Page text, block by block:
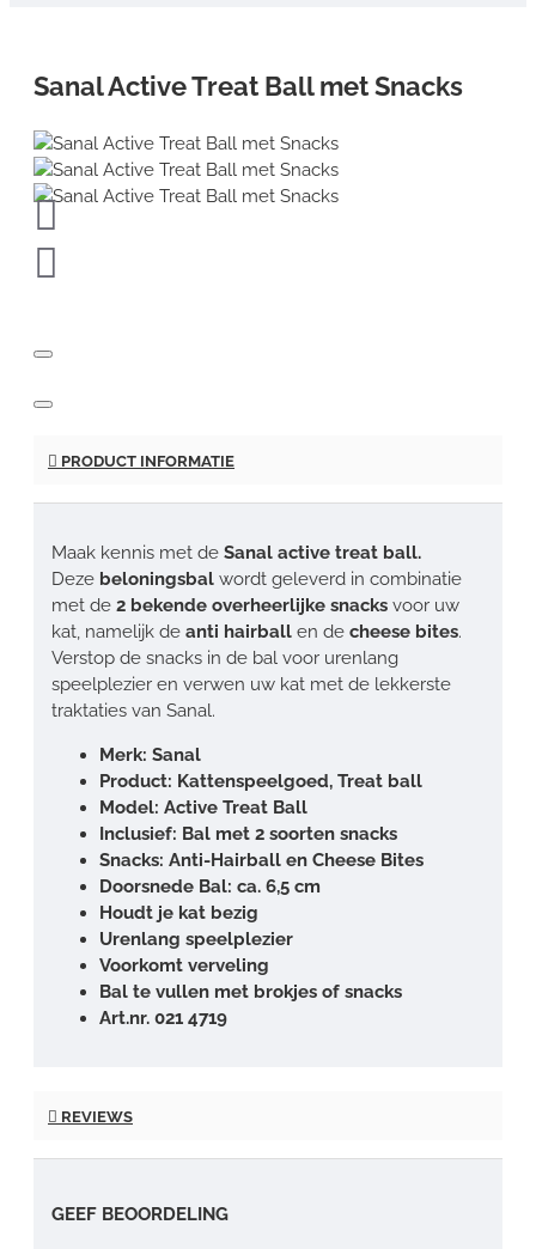
Sanal Active Treat Ball met Snacks
PRODUCT INFORMATIE
Maak kennis met de Sanal active treat ball.
Deze beloningsbal wordt geleverd in combinatie
met de 2 bekende overheerlijke snacks voor uw
kat, namelijk de anti hairball en de cheese bites.
Verstop de snacks in de bal voor urenlang
speelplezier en verwen uw kat met de lekkerste
traktaties van Sanal.
Merk: Sanal
Product: Kattenspeelgoed, Treat ball
Model: Active Treat Ball
Inclusief: Bal met 2 soorten snacks
Snacks: Anti-Hairball en Cheese Bites
Doorsnede Bal: ca. 6,5 cm
Houdt je kat bezig
Urenlang speelplezier
Voorkomt verveling
Bal te vullen met brokjes of snacks
Art.nr. 021 4719
REVIEWS
GEEF BEOORDELING